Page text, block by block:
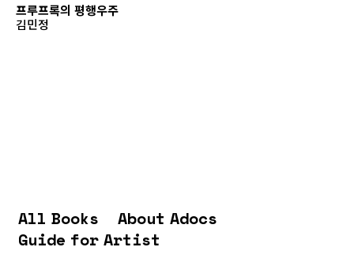
프루프록의 평행우주
김민정
All Books
About Adocs
Guide for Artist